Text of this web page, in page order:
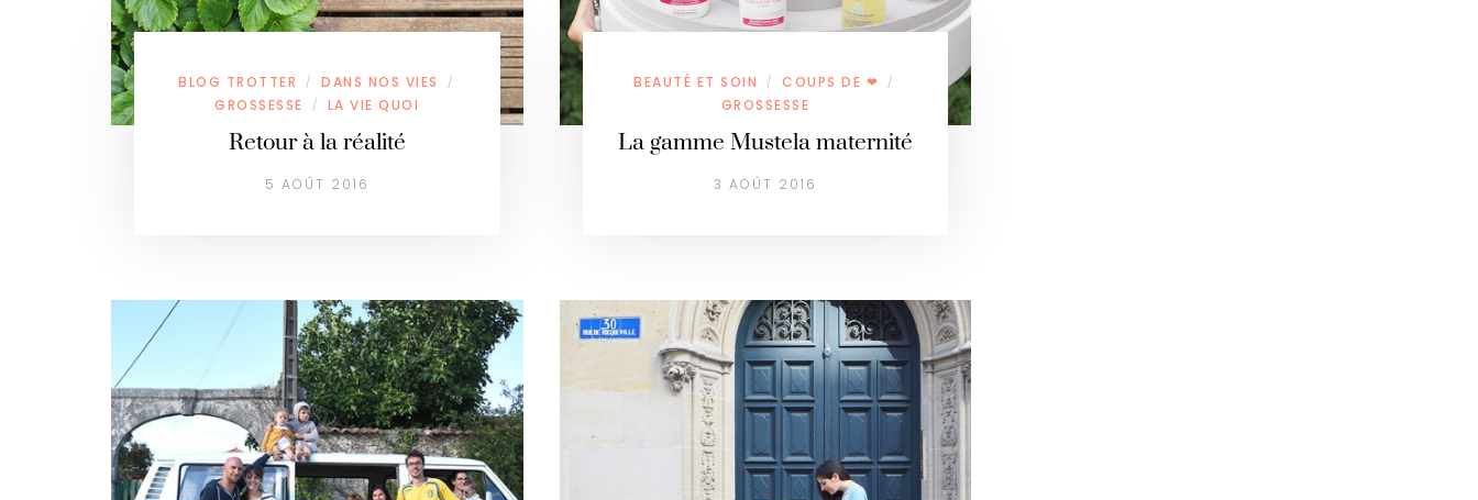
BLOG TROTTER / DANS NOS VIES /
GROSSESSE / LA VIE QUOI
Retour à la réalité
5 AOÛT 2016
BEAUTÉ ET SOIN / COUPS DE ❤ /
GROSSESSE
La gamme Mustela maternité
3 AOÛT 2016